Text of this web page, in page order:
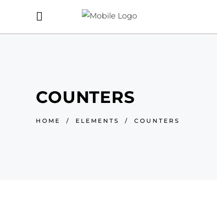
COUNTERS
HOME / ELEMENTS / COUNTERS